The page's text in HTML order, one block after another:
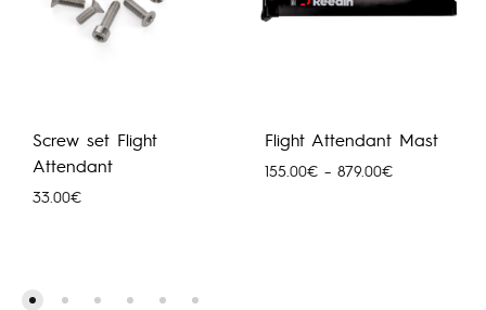
Screw set Flight
Attendant
33.00€
Flight Attendant Mast
155.00€ – 879.00€Price